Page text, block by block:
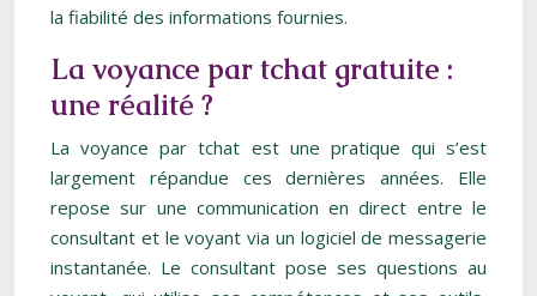
la fiabilité des informations fournies.
La voyance par tchat gratuite :
une réalité ?
La voyance par tchat est une pratique qui s’est
largement répandue ces dernières années. Elle
repose sur une communication en direct entre le
consultant et le voyant via un logiciel de messagerie
instantanée. Le consultant pose ses questions au